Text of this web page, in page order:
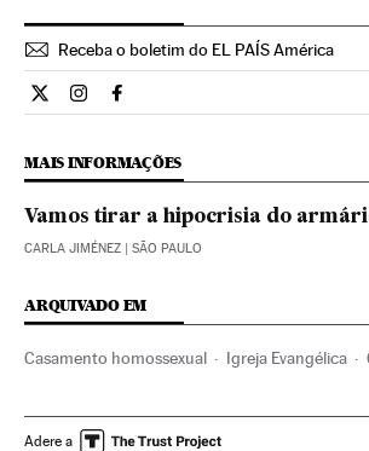
Receba o boletim do EL PAÍS América
Opiniao El País Brasil en Twitter
Opiniao El País Brasil en Instagram
Opiniao El País Brasil en
MAIS INFORMAÇÕES
Vamos tirar a hipocrisia do
CARLA JIMÉNEZ | SÃO PAULO
ARQUIVADO EM
Casamento homossexual Igreja Evangélica
Ativismo Brasil Família
Adere a